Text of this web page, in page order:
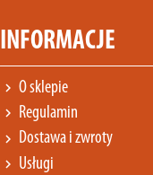
INFORMACJE
chevron_right O sklepie
chevron_right Regulamin
chevron_right Dostawa i zwroty
chevron_right Usługi